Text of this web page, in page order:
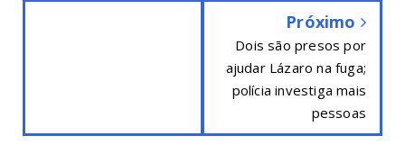
Próximo
Dois são presos por
ajudar Lázaro na fuga;
polícia investiga mais
pessoas